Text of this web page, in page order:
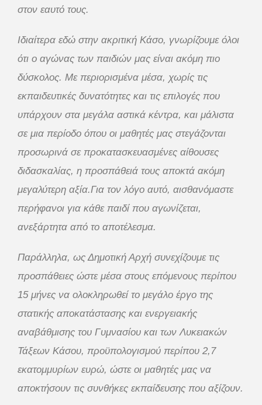
στον εαυτό τους.
Ιδιαίτερα εδώ στην ακριτική Κάσο, γνωρίζουμε όλοι
ότι ο αγώνας των παιδιών μας είναι ακόμη πιο
δύσκολος. Με περιορισμένα μέσα, χωρίς τις
εκπαιδευτικές δυνατότητες και τις επιλογές που
υπάρχουν στα μεγάλα αστικά κέντρα, και μάλιστα
σε μια περίοδο όπου οι μαθητές μας στεγάζονται
προσωρινά σε προκατασκευασμένες αίθουσες
διδασκαλίας, η προσπάθειά τους αποκτά ακόμη
μεγαλύτερη αξία.Για τον λόγο αυτό, αισθανόμαστε
περήφανοι για κάθε παιδί που αγωνίζεται,
ανεξάρτητα από το αποτέλεσμα.
Παράλληλα, ως Δημοτική Αρχή συνεχίζουμε τις
προσπάθειες ώστε μέσα στους επόμενους περίπου
15 μήνες να ολοκληρωθεί το μεγάλο έργο της
στατικής αποκατάστασης και ενεργειακής
αναβάθμισης του Γυμνασίου και των Λυκειακών
Τάξεων Κάσου, προϋπολογισμού περίπου 2,7
εκατομμυρίων ευρώ, ώστε οι μαθητές μας να
αποκτήσουν τις συνθήκες εκπαίδευσης που αξίζουν.